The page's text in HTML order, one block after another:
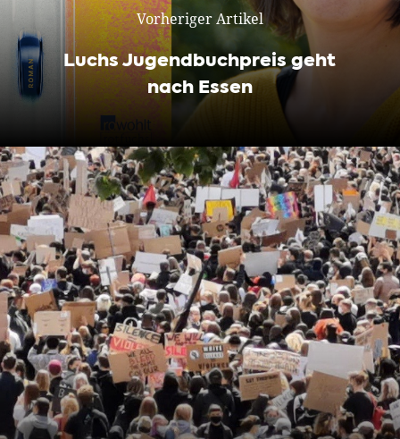
Vorheriger Artikel
Luchs Jugendbuchpreis geht
nach Essen